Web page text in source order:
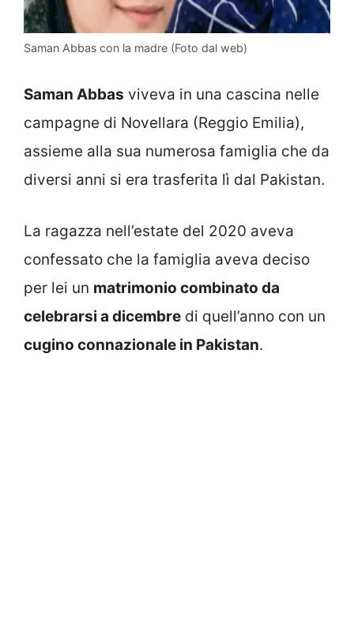
Saman Abbas con la madre (Foto dal web)
Saman Abbas viveva in una cascina nelle
campagne di Novellara (Reggio Emilia),
assieme alla sua numerosa famiglia che da
diversi anni si era trasferita lì dal Pakistan.
La ragazza nell’estate del 2020 aveva
confessato che la famiglia aveva deciso
per lei un matrimonio combinato da
celebrarsi a dicembre di quell’anno con un
cugino connazionale in Pakistan.